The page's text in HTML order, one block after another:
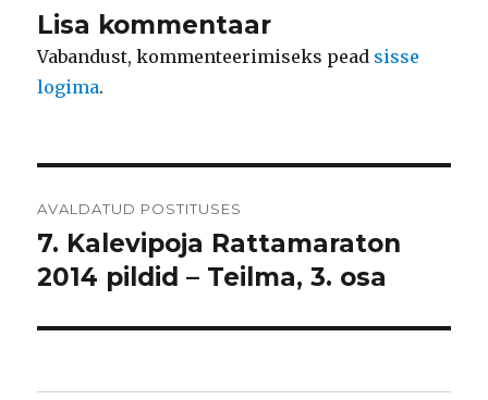
Lisa kommentaar
Vabandust, kommenteerimiseks pead sisse
logima.
AVALDATUD POSTITUSES
7. Kalevipoja Rattamaraton
2014 pildid – Teilma, 3. osa